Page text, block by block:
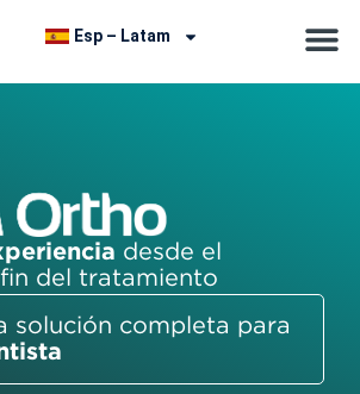
Esp – Latam
desde el
del tratamiento
solución completa para